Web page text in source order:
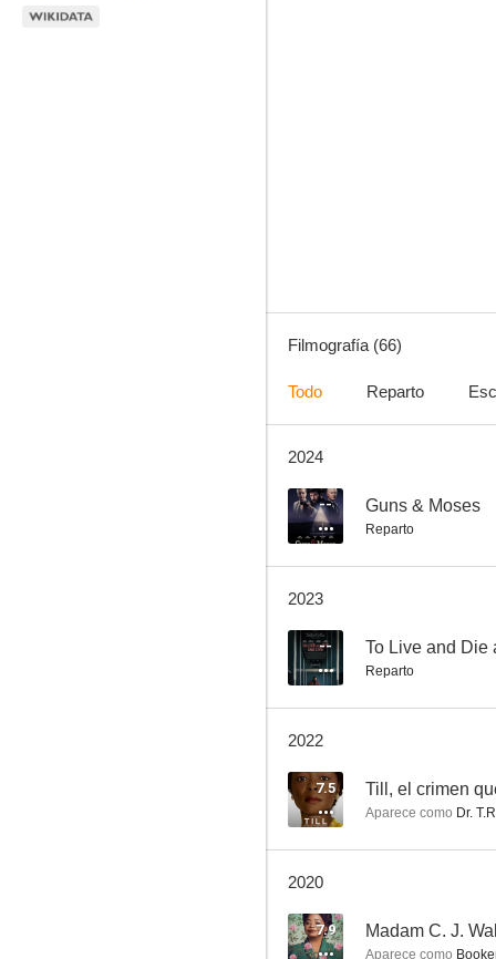
6.6
Filmografía (66)
Todo Reparto
2024
-- Guns & Moses
Reparto
2023
-- To Live and Die
Reparto
2022
7.5 Till, el crimen
Aparece como Dr.
2020
7.9
Aparece como